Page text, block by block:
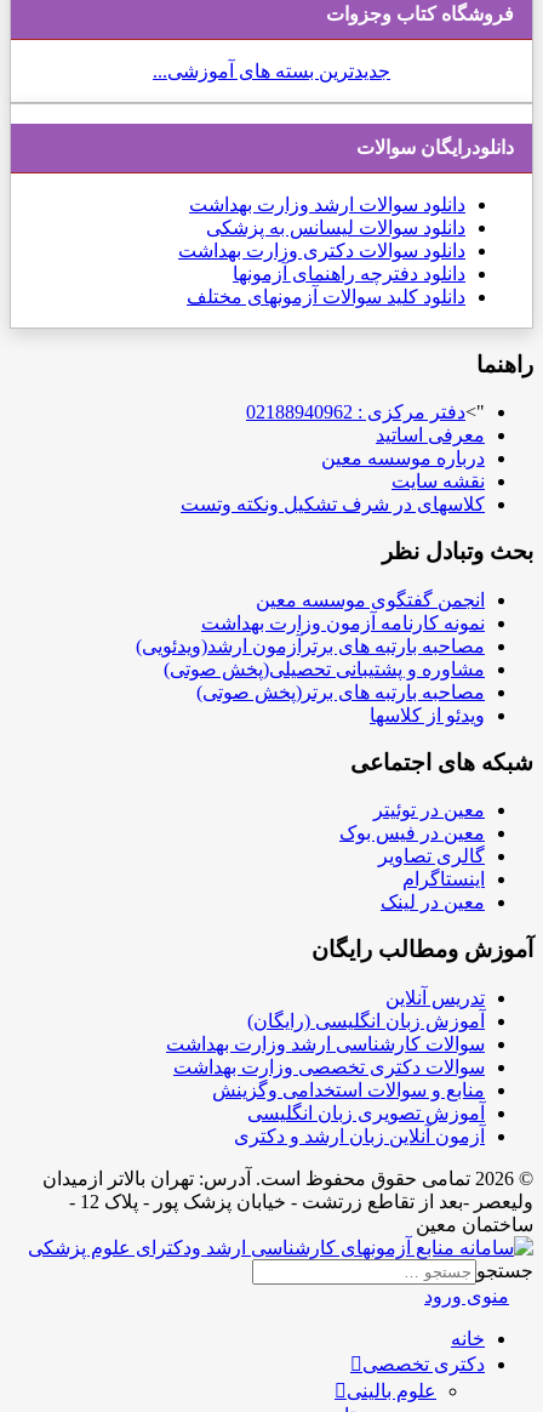
فروشگاه کتاب وجزوات
جدیدترین بسته های آموزشی...
دانلودرایگان سوالات
دانلود سوالات ارشد وزارت بهداشت
دانلود سوالات لیسانس به پزشکی
دانلود سوالات دکتری وزارت بهداشت
دانلود دفترچه راهنمای آزمونها
دانلود کلید سوالات آزمونهای مختلف
راهنما
">دفتر مرکزی : 02188940962
معرفی اساتید
درباره موسسه معین
نقشه سایت
کلاسهای در شرف تشکیل ونکته وتست
بحث وتبادل نظر
انجمن گفتگوی موسسه معین
نمونه کارنامه آزمون وزارت بهداشت
مصاحبه بارتبه های برترآزمون ارشد(ویدئویی)
مشاوره و پشتیبانی تحصیلی(پخش صوتی)
مصاحبه بارتبه های برتر(پخش صوتی)
ویدئو از کلاسها
شبکه های اجتماعی
معین در توئیتر
معین در فیس بوک
گالری تصاویر
اینستاگرام
معین در لینک
آموزش ومطالب رایگان
تدریس آنلاین
آموزش زبان انگلیسی (رایگان)
سوالات کارشناسی ارشد وزارت بهداشت
سوالات دکتری تخصصی وزارت بهداشت
منابع و سوالات استخدامی وگزینش
آموزش تصویری زبان انگلیسی
آزمون آنلاین زبان ارشد و دکتری
© 2026 تمامی حقوق محفوظ است. آدرس:‌ تهران بالاتر ازمیدان
ولیعصر -بعد از تقاطع زرتشت - خیابان پزشک پور - پلاک 12 -
ساختمان معین
جستجو
منوی ورود
خانه
دکتری تخصصی
علوم بالینی